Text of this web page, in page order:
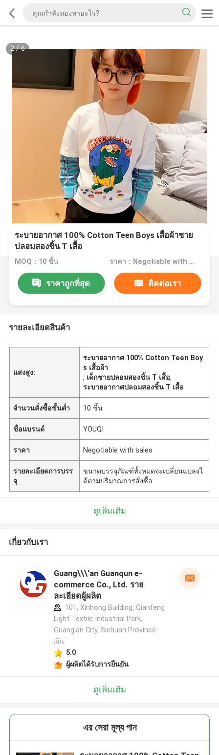
2/6
ระบายอากาศ 100% Cotton Teen Boys เสื้อผ้าชาย
ปลอมสองชิ้น T เสื้อ
MOQ：10 ชิ้น ราคา：Negotiable with sales
ราคาถูกที่สุด ติดต่อเรา
รายละเอียดสินค้า
แสงสูง:
ระบายอากาศ 100% Cotton Teen Boy
s เสื้อผ้า
, เด็กชายปลอมสองชิ้น T เสื้อ,
ระบายอากาศปลอมสองชิ้น T เสื้อ
จำนวนสั่งซื้อขั้นต่ำ 10 ชิ้น
ชื่อแบรนด์ YOUQI
ราคา Negotiable with sales
รายละเอียดการบรร
จุ
ขนาดบรรจุภัณฑ์ทั้งหมดจะเปลี่ยนแปลงไ
ด้ตามปริมาณการสั่งซื้อ
ดูเพิ่มเติม
เกี่ยวกับเรา
Guang\\\'an Guanqun e-
commerce Co., Ltd. ราย
ละเอียดผู้ผลิต
101, Xinhong Building, Qianfeng
Light Textile Industrial Park,
Guang'an City, Sichuan Province
,จีน
5.0
ผู้ผลิตได้รับการยืนยัน
ดูเพิ่มเติม
এর সেরা মূল্য পান